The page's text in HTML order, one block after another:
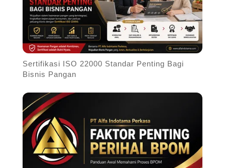
Sertifikasi ISO 22000 Standar Penting Bagi
Bisnis Pangan